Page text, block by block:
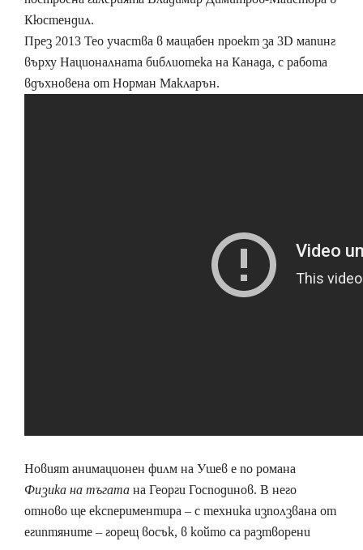
Кюстендил.
През 2013 Тео участва в мащабен проект за 3D мапинг
върху Националната библиотека на Канада, с работа
вдъхновена от Норман Макларън.
Новият анимационен филм на Ушев е по романа
Физика на тъгатана Георги Господинов. В него
отново ще експериментира – с техника използвана от
египтяните – горещ восък, в който са разтворени